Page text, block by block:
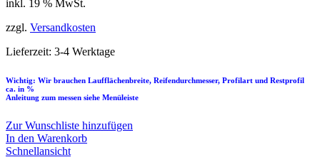
inkl. 19 % MwSt.
zzgl. Versandkosten
Lieferzeit: 3-4 Werktage
Wichtig: Wir brauchen Laufflächenbreite, Reifendurchmesser, Profilart und Restprofil
ca. in %
Anleitung zum messen siehe Menüleiste
Zur Wunschliste hinzufügen
In den Warenkorb
Schnellansicht